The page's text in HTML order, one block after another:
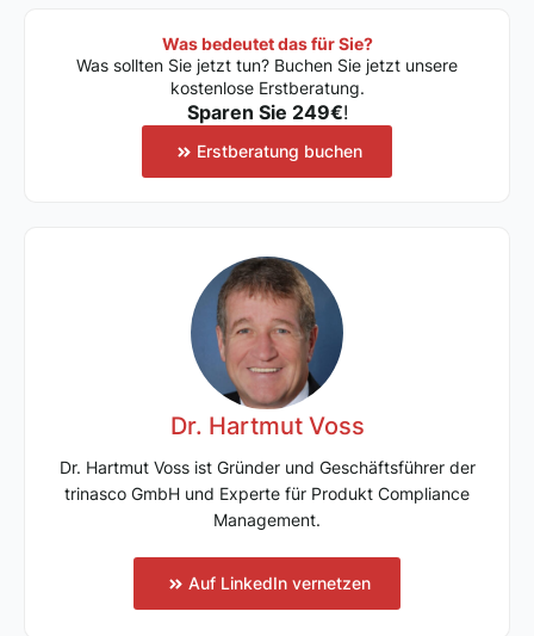
Was bedeutet das für Sie?
Was sollten Sie jetzt tun? Buchen Sie jetzt unsere
kostenlose Erstberatung.
Sparen Sie 249€!
Erstberatung buchen
Dr. Hartmut Voss
Dr. Hartmut Voss ist Gründer und Geschäftsführer der
trinasco GmbH und Experte für Produkt Compliance
Management.
Auf LinkedIn vernetzen